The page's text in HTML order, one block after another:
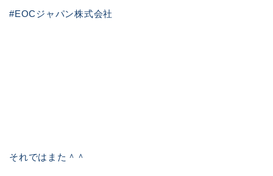
#EOCジャパン株式会社
それではまた＾＾